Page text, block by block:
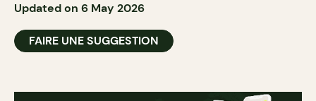
Updated on 6 May 2026
FAIRE UNE SUGGESTION